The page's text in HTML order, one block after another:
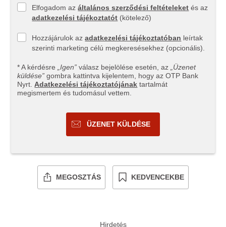
Elfogadom azáltalános szerződési feltételeket és az
adatkezelési tájékoztatót (kötelező)
Hozzájárulok azadatkezelési tájékoztatóban leírtak
szerinti marketing célú megkeresésekhez (opcionális).
* A kérdésre „Igen” válasz bejelölése esetén, az
„Üzenet
küldése” gombra kattintva kijelentem, hogy az OTP Bank
Nyrt. Adatkezelési tájékoztatójának tartalmát
megismertem és tudomásul vettem.
ÜZENET KÜLDÉSE
MEGOSZTÁS KEDVENCEKBE